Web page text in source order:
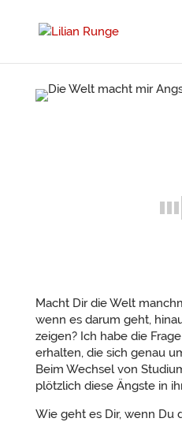
Macht Dir die Welt
wenn es darum geht,
zeigen? Ich habe die
erhalten, die sich genau
Beim Wechsel von
plötzlich diese Ängste in
Wie geht es Dir, wenn Du